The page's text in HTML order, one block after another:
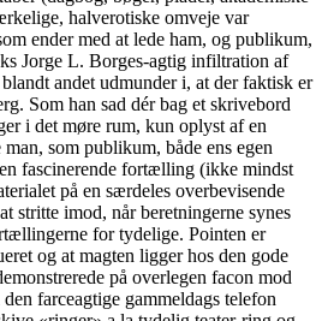
halverotiske omveje var
ender med at lede ham, og publikum,
Jorge L. Borges-agtig infiltration af
andet udmunder i, at der faktisk er
Som han sad dér bag et skrivebord
i det møre rum, kun oplyst af en
som publikum, både ens egen
fascinerende fortælling (ikke mindst
på en særdeles overbevisende
stritte imod, når beretningerne synes
for tydelige. Pointen er
og at magten ligger hos den gode
på overlegen facon mod
farceagtige gammeldags telefon